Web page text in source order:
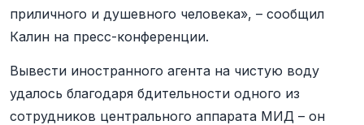
приличного и душевного человека», – сообщил
Калин на пресс-конференции.
Вывести иностранного агента на чистую воду
удалось благодаря бдительности одного из
сотрудников центрального аппарата МИД – он